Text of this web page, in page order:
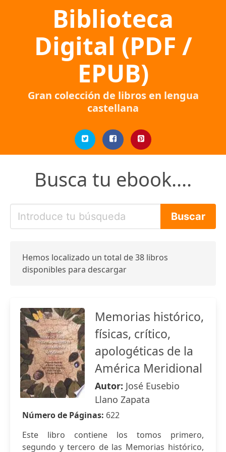
Biblioteca
Digital (PDF /
EPUB)
Gran colección de libros en lengua
castellana
Busca tu ebook....
Hemos localizado un total de 38 libros
disponibles para descargar
Memorias histórico,
físicas, crítico,
apologéticas de la
América Meridional
Autor: José Eusebio
Llano Zapata
Número de Páginas: 622
Este libro contiene los tomos primero,
segundo y tercero de las Memorias histórico,